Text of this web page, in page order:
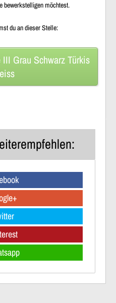
bewerkstelligen möchtest.
du an dieser Stelle:
Grau Schwarz Türkis